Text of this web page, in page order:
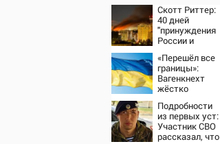
Скотт Риттер:
40 дней
"принуждения
России и
приблизили
крах режима
Зеленского
«Перешёл все
границы»:
Вагенкнехт
жёстко
послу
Украины
Подробности
из первых уст:
Участник СВО
рассказал, что